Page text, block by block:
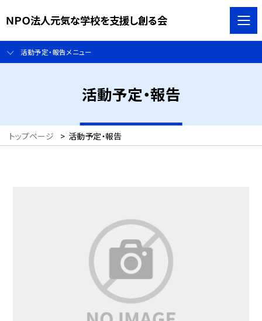
ＮＰＯ法人元気な学校を支援し創る会
活動予定・報告メニュー
活動予定・報告
トップページ > 活動予定・報告